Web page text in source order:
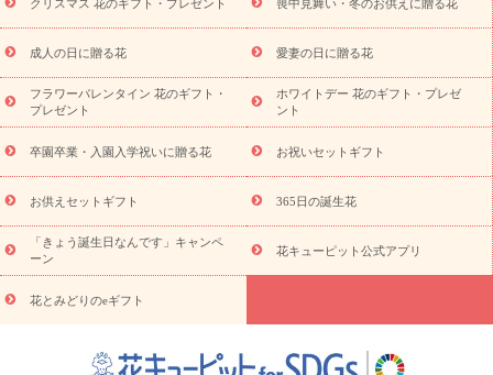
ビジネス用
ご自宅用 観葉植物 ミディ胡蝶蘭
プリザーブ
ドフラワー
スタイルから探す アレンジメント 花束
スタ
ンド花
お祝い お供え・お悔やみ 胡蝶蘭 胡蝶蘭・花鉢
ディ胡蝶蘭・お祝い
ミディ胡蝶蘭・お供え
世界初の青色胡蝶蘭
観葉植物
観葉植物 産直多肉植物
プリザーブドフラワー
お祝い
お供え・お悔やみ 花とセットギフト
セミオーダー
プチギフト（hanamore -ハナモア-）
花とみどりのeギフト
キューピットのeGfit
カラー ピンク イエローオレンジ
レッ
ド
お花の種類 トルコキキョウ
お祝い お祝い・3000円～ お祝い・4000円～
お祝い・
5000円～
お祝い・7000円～ お祝い・ 10000円～
お供え・お
悔やみ
円～
お供え・お悔やみ・
読み物
いのマナー
定年退職祝いのマナー
お祝いを贈るときのマナー・
成人の日に贈る花 愛妻の日に贈る花
フラワーバレンタイン 花のギフト・
プレゼント
ホワイトデー 花のギフト・プレゼ
ント
卒園卒業・入園入学祝いに贈る花 お祝いセットギフト
お供えセットギフト 365日の誕生花
「きょう誕生日なんです」キャンペ
ーン
花キューピット公式アプリ
花とみどりのeギフト